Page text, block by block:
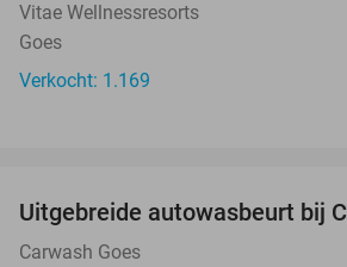
Vitae Wellnessresorts
Goes
Verkocht: 1.169
Uitgebreide autowasbeurt bij
Carwash Goes